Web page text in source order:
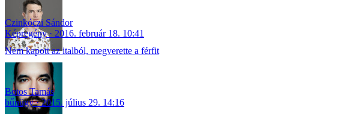
Czinkóczi Sándor
Képregény
2016. február 18. 10:41
Nem kapott az italból, megverette a férfit
Botos Tamás
bűnügy
2015. július 29. 14:16